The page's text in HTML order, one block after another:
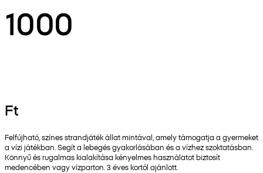
1000
Ft
Felfújható, színes strandjáték állat mintával, amely támogatja a gyermeket
a vízi játékban. Segít a lebegés gyakorlásában és a vízhez szoktatásban.
Könnyű és rugalmas kialakítása kényelmes használatot biztosít
medencében vagy vízparton. 3 éves kortól ajánlott.